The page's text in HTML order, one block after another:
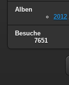
Alben
2012
Besuche
7651